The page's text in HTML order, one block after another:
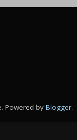
Powered by Blogger.